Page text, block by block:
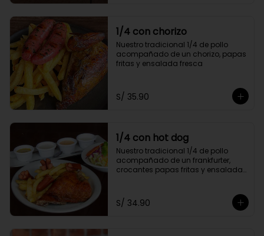
1/4 con chorizo
Nuestro tradicional 1/4 de pollo
acompañado de un chorizo, papas
fritas y ensalada fresca
S/ 35.90
1/4 con hot dog
Nuestro tradicional 1/4 de pollo
acompañado de un frankfurter,
crocantes papas fritas y ensalada
S/ 34.90